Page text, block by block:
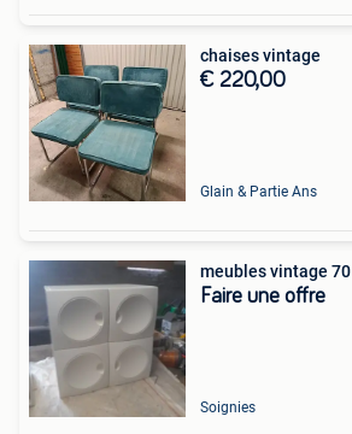
chaises vintage
€ 220,00
Glain & Partie Ans
meubles vintage 70
Faire une offre
Soignies